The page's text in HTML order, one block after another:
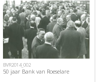
BVR2014_002
50 jaar Bank van Roeselare